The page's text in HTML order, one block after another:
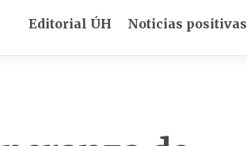
Editorial ÚH Noticias positivas